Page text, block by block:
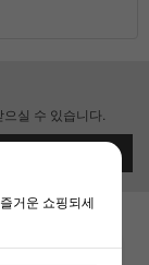
실 수 있습니다.
거운 쇼핑되세